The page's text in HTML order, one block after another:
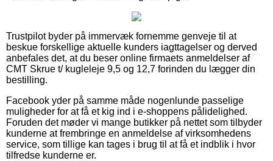
Trustpilot byder på immervæk fornemme genveje til at
beskue forskellige aktuelle kunders iagttagelser og derved
anbefales det, at du beser online firmaets anmeldelser af
CMT Skrue t/ kugleleje 9,5 og 12,7 forinden du lægger din
bestilling.
Facebook yder på samme måde nogenlunde passelige
muligheder for at få et kig ind i e-shoppens pålidelighed.
Foruden det møder vi mange butikker på nettet som tilbyder
kunderne at frembringe en anmeldelse af virksomhedens
service, som tillige kan tages i brug til at få et indblik i hvor
tilfredse kunderne er.